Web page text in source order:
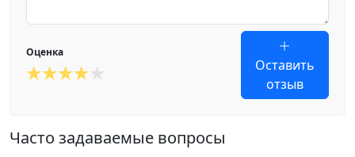
Оценка
Оставить
отзыв
Часто задаваемые вопросы